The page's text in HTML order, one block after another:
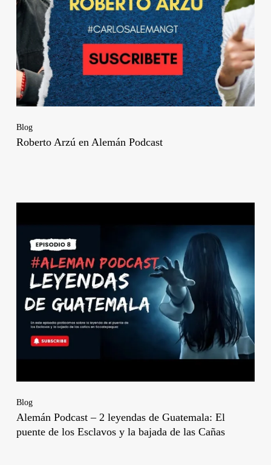
Blog
Roberto Arzú en Alemán Podcast
Blog
Alemán Podcast – 2 leyendas de Guatemala: El
puente de los Esclavos y la bajada de las Cañas